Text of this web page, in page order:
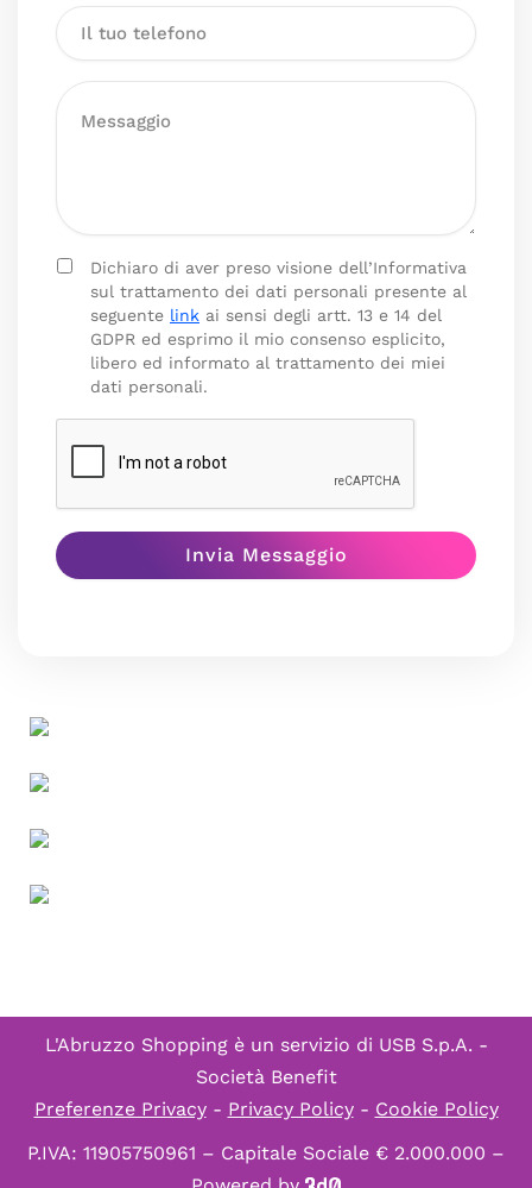
Dichiaro di aver preso visione dell’Informativa
sul trattamento dei dati personali presente al
seguente link ai sensi degli artt. 13 e 14 del
GDPR ed esprimo il mio consenso esplicito,
libero ed informato al trattamento dei miei
dati personali.
L'Abruzzo Shopping è un servizio di USB S.p.A. -
Società Benefit
Preferenze Privacy- Privacy Policy- Cookie Policy
P.IVA: 11905750961 – Capitale Sociale € 2.000.000 –